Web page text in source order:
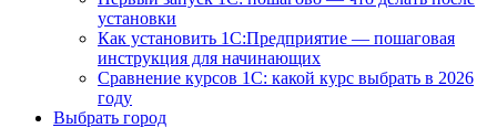
установки
Как установить 1С:Предприятие — пошаговая
инструкция для начинающих
Сравнение курсов 1С: какой курс выбрать в 2026
году
Выбрать город